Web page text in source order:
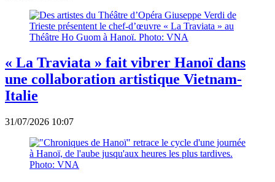
« La Traviata » fait vibrer Hanoï dans
une collaboration artistique Vietnam-
Italie
31/07/2026 10:07